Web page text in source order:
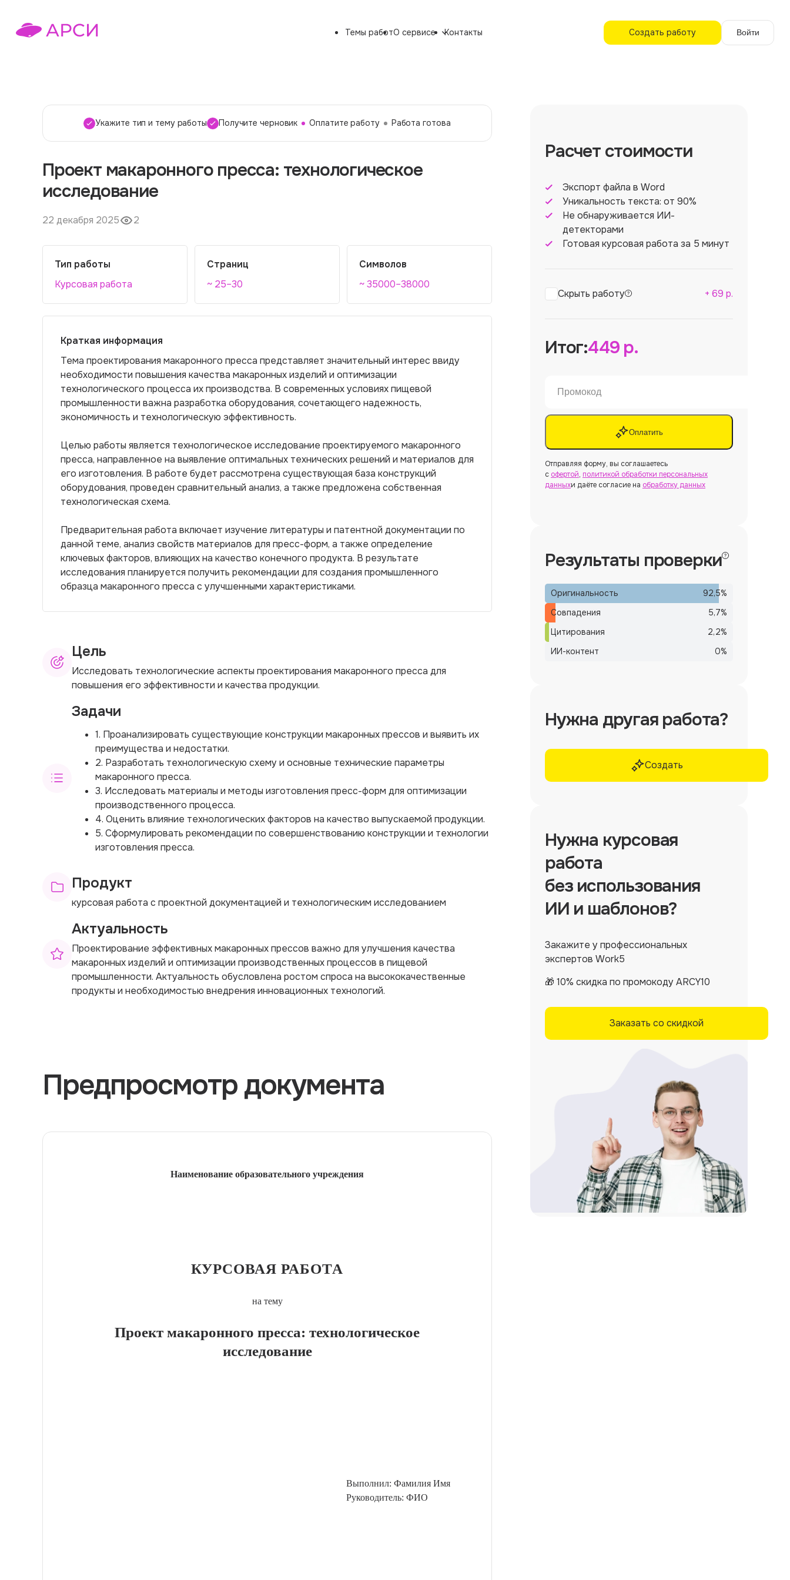
Темы работО сервисе Контакты Создать работу Войти
Укажите тип и тему работы Получите черновик Оплатите работу Работа готова
Проект макаронного пресса: технологическое
исследование
22 декабря 2025 2
Тип работы
Курсовая работа
Страниц
~ 25–30
Символов
~ 35000–38000
Краткая информация
Тема проектирования макаронного пресса представляет значительный интерес ввиду
необходимости повышения качества макаронных изделий и оптимизации
технологического процесса их производства. В современных условиях пищевой
промышленности важна разработка оборудования, сочетающего надежность,
экономичность и технологическую эффективность.
Целью работы является технологическое исследование проектируемого макаронного
пресса, направленное на выявление оптимальных технических решений и материалов для
его изготовления. В работе будет рассмотрена существующая база конструкций
оборудования, проведен сравнительный анализ, а также предложена собственная
технологическая схема.
Предварительная работа включает изучение литературы и патентной документации по
данной теме, анализ свойств материалов для пресс-форм, а также определение
ключевых факторов, влияющих на качество конечного продукта. В результате
исследования планируется получить рекомендации для создания промышленного
образца макаронного пресса с улучшенными характеристиками.
Цель
Исследовать технологические аспекты проектирования макаронного пресса для
повышения его эффективности и качества продукции.
Задачи
1. Проанализировать существующие конструкции макаронных прессов и выявить их
преимущества и недостатки.
2. Разработать технологическую схему и основные технические параметры
макаронного пресса.
3. Исследовать материалы и методы изготовления пресс-форм для оптимизации
производственного процесса.
4. Оценить влияние технологических факторов на качество выпускаемой продукции.
5. Сформулировать рекомендации по совершенствованию конструкции и технологии
изготовления пресса.
Продукт
курсовая работа с проектной документацией и технологическим исследованием
Актуальность
Проектирование эффективных макаронных прессов важно для улучшения качества
макаронных изделий и оптимизации производственных процессов в пищевой
промышленности. Актуальность обусловлена ростом спроса на высококачественные
продукты и необходимостью внедрения инновационных технологий.
Предпросмотр документа
Наименование образовательного учреждения
КУРСОВАЯ РАБОТА
на тему
Проект макаронного пресса: технологическое
исследование
Выполнил: Фамилия Имя
Руководитель: ФИО
Расчет стоимости
Экспорт файла в Word
Уникальность текста: от 90%
Не обнаруживается ИИ-
детекторами
Готовая курсовая работа за 5 минут
Скрыть работу + 69 р.
Итог:449р.
Оплатить
Отправляя форму, вы соглашаетесь
с офертой, политикой обработки персональных
данныхи даёте согласие на обработку данных
Результаты проверки
Оригинальность 92,5%
Совпадения
5,7%
Цитирования
2,2%
ИИ-контент
0%
Нужна другая работа?
Создать
Нужна курсовая
работа
без использования
ИИ и шаблонов?
Закажите у профессиональных
экспертов Work5
🎁 10% скидка по промокоду ARCY10
Заказать со скидкой